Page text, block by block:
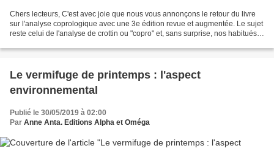
Chers lecteurs, C'est avec joie que nous vous annonçons le retour du livre
sur l'analyse coprologique avec une 3e édition revue et augmentée. Le sujet
reste celui de l'analyse de crottin ou "copro" et, sans surprise, nos habitués y
Le vermifuge de printemps : l'aspect
environnemental
Publié le 30/05/2019 à 02:00
Par Anne Anta. Editions Alpha et Oméga